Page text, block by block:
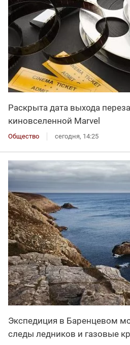
Раскрыта дата выхода
киновселенной Marvel
Общество сегодня, 14:25
Экспедиция в Баренцевом
следы ледников и газовые